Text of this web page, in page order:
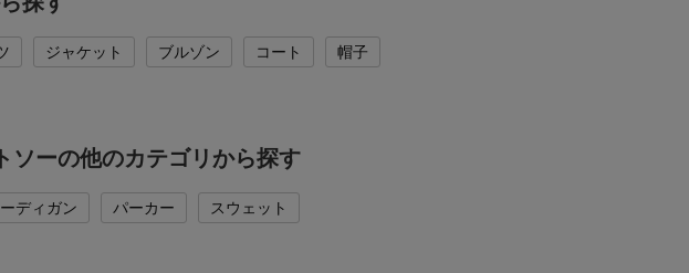
ジャケット ブルゾン コート 帽子
ソーの他のカテゴリから探す
ディガン パーカー スウェット